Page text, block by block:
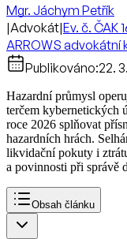
Mgr. Jáchym Petřík
|Advokát|Ev. č. ČAK
ARROWS advokátní
Publikováno:22.
Hazardní průmysl
terčem kybernetických
roce 2026 splňovat
hazardních hrách.
likvidační pokuty i
a povinnosti při správě
Obsah článku